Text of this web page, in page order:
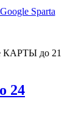
КАРТЫ до 21
24